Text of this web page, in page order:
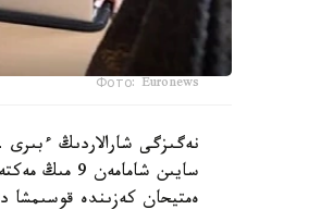
Фото: Euronews
نەگىزگى شارالاردىڭ
سايىن
ەمتيحان كەزىندە قوسىمشا